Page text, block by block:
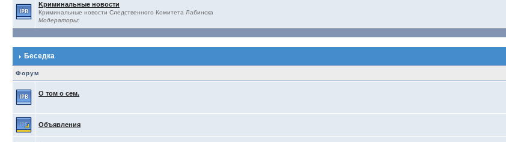
Kриминальные новости
Криминальные новости Следственного Комитета Лабинска
Модераторы:
Беседка
Форум
О том о сем.
Объявления